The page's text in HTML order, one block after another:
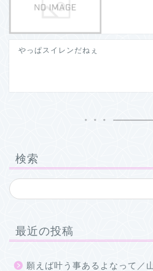
やっぱスイレンだねぇ
検索
最近の投稿
願えば叶う事あるよなって／